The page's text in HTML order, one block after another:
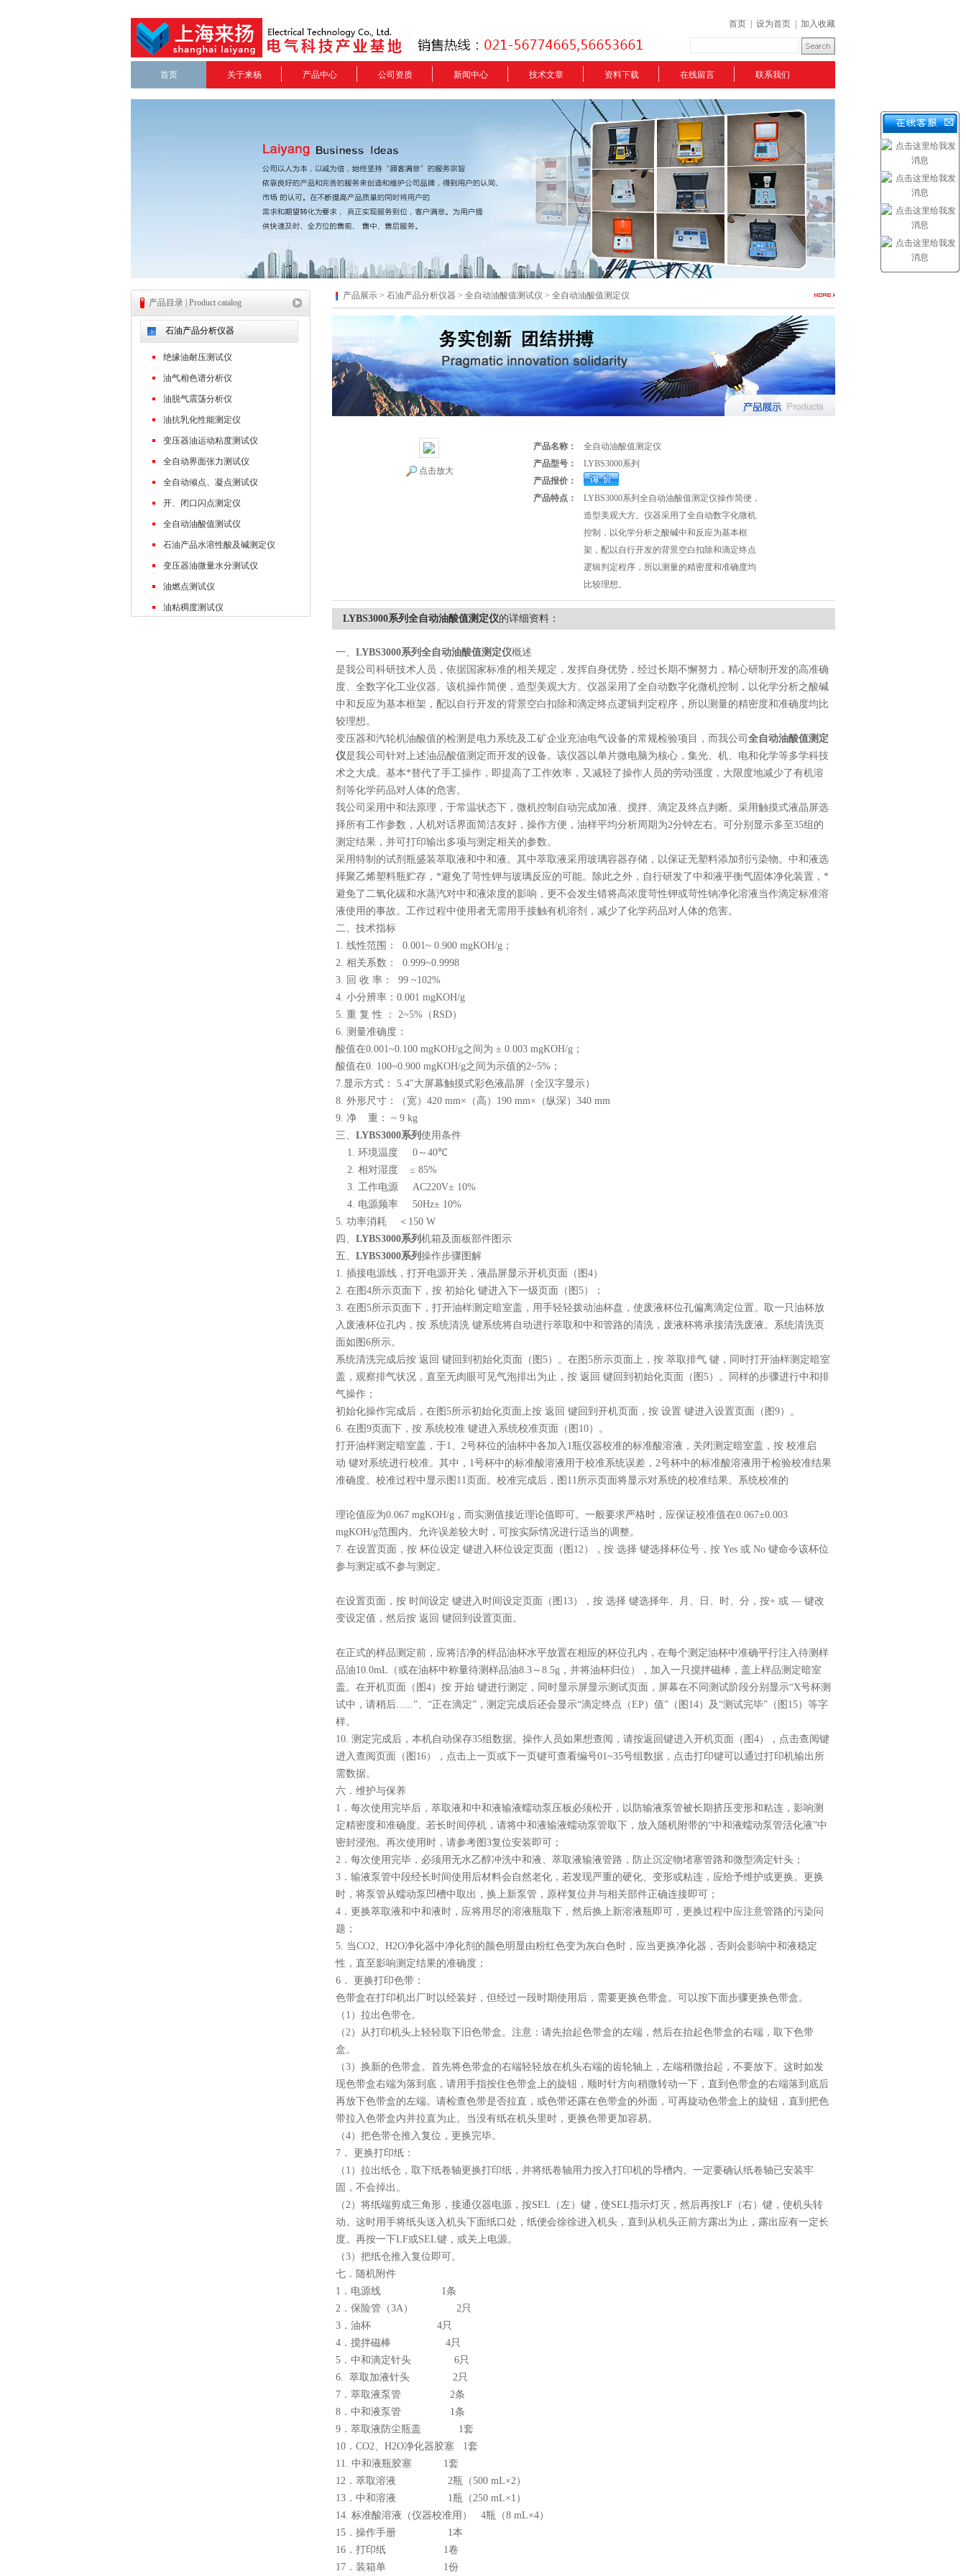
首页 设为首页 加入收藏
首页 关于来杨 产品中心 公司资质 新闻中心 技术文章 资料下载 在线留言 联系我们
产品目录 | Product catalog
石油产品分析仪器
绝缘油耐压测试仪
油气相色谱分析仪
油脱气震荡分析仪
油抗乳化性能测定仪
变压器油运动粘度测试仪
全自动界面张力测试仪
全自动倾点、凝点测试仪
开、闭口闪点测定仪
全自动油酸值测试仪
石油产品水溶性酸及碱测定仪
变压器油微量水分测试仪
油燃点测试仪
油粘稠度测试仪
产品展示 > 石油产品分析仪器 > 全自动油酸值测试仪 > 全自动油酸值测定仪
点击放大
产品名称：
全自动油酸值测定仪
产品型号：
LYBS3000系列
产品报价：
产品特点：
LYBS3000系列全自动油酸值测定仪操作简便，
造型美观大方。仪器采用了全自动数字化微机
控制，以化学分析之酸碱中和反应为基本框
架，配以自行开发的背景空白扣除和滴定终点
逻辑判定程序，所以测量的精密度和准确度均
比较理想。
LYBS3000系列全自动油酸值测定仪的详细资料：
一、 LYBS3000系列 全自动油酸值测定仪概述
是我公司科研技术人员，依据国家标准的相关规定，发挥自身优势，经过长期不懈努力，精心研制开发的高准确
度、全数字化工业仪器。该机操作简便，造型美观大方。仪器采用了全自动数字化微机控制，以化学分析之酸碱
中和反应为基本框架，配以自行开发的背景空白扣除和滴定终点逻辑判定程序，所以测量的精密度和准确度均比
较理想。
变压器和汽轮机油酸值的检测是电力系统及工矿企业充油电气设备的常规检验项目，而我公司 全自动油酸值测定
仪是我公司针对上述油品酸值测定而开发的设备。该仪器以单片微电脑为核心，集光、机、电和化学等多学科技
术之大成。基本*替代了手工操作，即提高了工作效率，又减轻了操作人员的劳动强度，大限度地减少了有机溶
剂等化学药品对人体的危害。
我公司采用中和法原理，于常温状态下，微机控制自动完成加液、搅拌、滴定及终点判断。采用触摸式液晶屏选
择所有工作参数，人机对话界面简洁友好，操作方便，油样平均分析周期为2分钟左右。可分别显示多至35组的
测定结果，并可打印输出多项与测定相关的参数。
采用特制的试剂瓶盛装萃取液和中和液。其中萃取液采用玻璃容器存储，以保证无塑料添加剂污染物。中和液选
择聚乙烯塑料瓶贮存，*避免了苛性钾与玻璃反应的可能。除此之外，自行研发了中和液平衡气固体净化装置，*
避免了二氧化碳和水蒸汽对中和液浓度的影响，更不会发生错将高浓度苛性钾或苛性钠净化溶液当作滴定标准溶
液使用的事故。工作过程中使用者无需用手接触有机溶剂，减少了化学药品对人体的危害。
二、 技术指标
1. 线性范围： 0.001~ 0.900 mgKOH/g ；
2. 相关系数：
0.999~0.9998
3. 回 收 率：
99 ~102%
4. 小分辨率： 0.001 mgKOH/g
5. 重 复 性 ： 2~5% （RSD）
6. 测量准确度：
酸值在0.001~0.100 mgKOH/g之间为 ± 0.003 mgKOH/g ；
酸值在0. 100~0.900 mgKOH/g之间为示值的2~5% ；
7.显示方式： 5.4″大屏幕触摸式彩色液晶屏（全汉字显示）
8. 外形尺寸：（宽） 420 mm× （高） 190 mm× （纵深） 340 mm
9. 净 重：
~ 9 kg
三、 LYBS3000系列 使用条件
1. 环境温度 0 ～ 40℃
2. 相对湿度 ≤ 85%
3. 工作电源 AC220V± 10%
4. 电源频率 50Hz± 10%
5. 功率消耗 ＜ 150 W
四、 LYBS3000系列 机箱及面板部件图示
五、 LYBS3000系列 操作步骤图解
1. 插接电源线，打开电源开关，液晶屏显示开机页面（图 4）
2. 在图 4所示页面下，按 初始化 键进入下一级页面（图 5）；
3. 在图 5所示页面下，打开油样测定暗室盖，用手轻轻拨动油杯盘，使废液杯位孔偏离滴定位置。取一只油杯放
入废液杯位孔内，按 系统清洗 键系统将自动进行萃取和中和管路的清洗，废液杯将承接清洗废液。系统清洗页
面如图 6所示。
系统清洗完成后按 返回 键回到初始化页面（图 5）。在图 5所示页面上，按 萃取排气 键，同时打开油样测定暗室
盖，观察排气状况，直至无肉眼可见气泡排出为止，按 返回 键回到初始化页面（图 5）。同样的步骤进行中和排
气操作；
初始化操作完成后，在图 5所示初始化页面上按 返回 键回到开机页面，按 设置 键进入设置页面（图 9）。
6. 在图 9页面下，按 系统校准 键进入系统校准页面（图 10）。
打开油样测定暗室盖，于1、 2号杯位的油杯中各加入 1瓶仪器校准的标准酸溶液，关闭测定暗室盖，按 校准启
动 键对系统进行校准。其中， 1号杯中的标准酸溶液用于校准系统误差， 2号杯中的标准酸溶液用于检验校准结果
准确度。校准过程中显示图 11 页面。校准完成后，图 11所示页面将显示对系统的校准结果。系统校准的
理论值应为0.067 mgKOH/g ，而实测值接近理论值即可。一般要求严格时，应保证校准值在0.067±0.003
mgKOH/g范围内。允许误差较大时，可按实际情况进行适当的调整。
7. 在设置页面，按 杯位设定 键进入杯位设定页面（图 12），按 选择 键选择杯位号，按 Yes 或 No 键命令该杯位
参与测定或不参与测定。
在设置页面，按 时间设定 键进入时间设定页面（图 13），按 选择 键选择年、月、日、时、分，按+ 或 — 键改
变设定值，然后按 返回 键回到设置页面。
在正式的样品测定前，应将洁净的样品油杯水平放置在相应的杯位孔内，在每个测定油杯中准确平行注入待测样
品油10.0mL （或在油杯中称量待测样品油8.3 ～ 8.5g ，并将油杯归位），加入一只搅拌磁棒，盖上样品测定暗室
盖。在开机页面（图 4）按 开始 键进行测定，同时显示屏显示测试页面，屏幕在不同测试阶段分别显示“X号杯测
试中，请稍后......”、“正在滴定”，测定完成后还会显示“滴定终点（EP ）值”（图 14）及“测试完毕”（图 15）等字
样。
10. 测定完成后，本机自动保存35组数据。操作人员如果想查阅，请按返回键进入开机页面（图 4），点击查阅键
进入查阅页面（图 16），点击上一页或下一页键可查看编号01~35号组数据，点击打印键可以通过打印机输出所
需数据。
六．维护与保养
1 ．每次使用完毕后，萃取液和中和液输液蠕动泵压板必须松开，以防输液泵管被长期挤压变形和粘连，影响测
定精密度和准确度。若长时间停机，请将中和液输液蠕动泵管取下，放入随机附带的“中和液蠕动泵管活化液”中
密封浸泡。再次使用时，请参考图 3复位安装即可；
2 ．每次使用完毕，必须用无水乙醇冲洗中和液、萃取液输液管路，防止沉淀物堵塞管路和微型滴定针头；
3 ．输液泵管中段经长时间使用后材料会自然老化，若发现严重的硬化、变形或粘连，应给予维护或更换。更换
时，将泵管从蠕动泵凹槽中取出，换上新泵管，原样复位并与相关部件正确连接即可；
4 ．更换萃取液和中和液时，应将用尽的溶液瓶取下，然后换上新溶液瓶即可，更换过程中应注意管路的污染问
题；
5. 当CO2、 H2O净化器中净化剂的颜色明显由粉红色变为灰白色时，应当更换净化器，否则会影响中和液稳定
性，直至影响测定结果的准确度；
6 ．
更换打印色带：
色带盒在打印机出厂时以经装好，但经过一段时期使用后，需要更换色带盒。可以按下面步骤更换色带盒。
（ 1 ）拉出色带仓。
（2）从打印机头上轻轻取下旧色带盒。注意：请先抬起色带盒的左端，然后在抬起色带盒的右端，取下色带
盒。
（3）换新的色带盒。首先将色带盒的右端轻轻放在机头右端的齿轮轴上，左端稍微抬起，不要放下。这时如发
现色带盒右端为落到底，请用手指按住色带盒上的旋钮，顺时针方向稍微转动一下，直到色带盒的右端落到底后
再放下色带盒的左端。请检查色带是否拉直，或色带还露在色带盒的外面，可再旋动色带盒上的旋钮，直到把色
带拉入色带盒内并拉直为止。当没有纸在机头里时，更换色带更加容易。
（4）把色带仓推入复位，更换完毕。
7 ．
更换打印纸：
（ 1 ）拉出纸仓，取下纸卷轴更换打印纸，并将纸卷轴用力按入打印机的导槽内。一定要确认纸卷轴已安装牢
固，不会掉出。
（2）将纸端剪成三角形，接通仪器电源，按SEL （左）键，使SEL指示灯灭，然后再按LF （右）键，使机头转
动。这时用手将纸头送入机头下面纸口处，纸便会徐徐进入机头，直到从机头正前方露出为止，露出应有一定长
度。再按一下LF或SEL键，或关上电源。
（3）把纸仓推入复位即可。
七．随机附件
1 ．电源线 1条
2 ．保险管（3A） 2只
3 ．油杯 4只
4 ．搅拌磁棒 4只
5 ．中和滴定针头 6只
6. 萃取加液针头 2只
7 ．萃取液泵管 2条
8 ．中和液泵管 1条
9 ．萃取液防尘瓶盖 1套
10 ． CO2、 H2O净化器胶塞 1套
11. 中和液瓶胶塞 1套
12 ．萃取溶液 2瓶（500 mL×2）
13 ．中和溶液 1瓶（250 mL×1 ）
14. 标准酸溶液（仪器校准用） 4瓶（8 mL×4）
15 ．操作手册 1本
16 ．打印纸 1卷
17 ．装箱单 1份